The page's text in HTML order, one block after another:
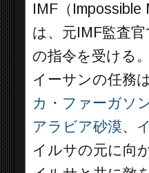
IMF（
は、元IMF監査
の指令を受ける。
イーサンの任務
カ・ファーガソ
アラビア砂漠、
イルサの元に向